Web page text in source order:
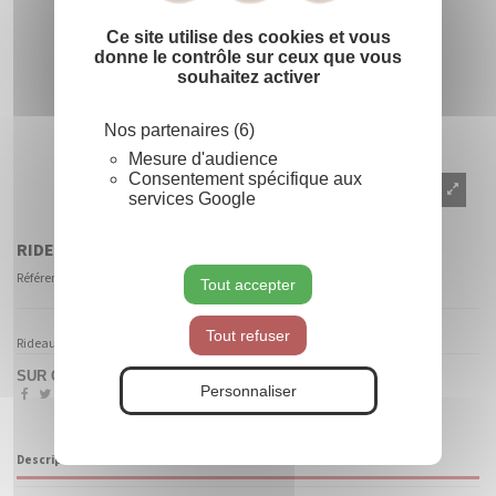
Ce site utilise des cookies et vous
donne le contrôle sur ceux que vous
souhaitez activer
Nos partenaires (6)
Mesure d'audience
Consentement spécifique aux
services Google
Tout accepter
Tout refuser
Personnaliser
RIDEAU DE FIL CERISE
Référence
Rideau de fil, en film vynile métallisé, H. 200 cm x l. 100 cm Cerise
SUR COMMANDE
Description